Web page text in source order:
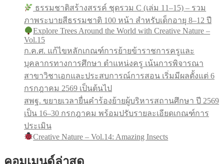
ธรรมชาติสร้างสรรค์ ชุดรวม C (เล่ม 11–15) – รวม
ภาพระบายสีธรรมชาติ 100 หน้า สำหรับเด็กอายุ 8–12 ปี
Explore Trees Around the World with Creative Nature –
Vol.15
ก.ค.ศ. แก้ไขหลักเกณฑ์การย้ายข้าราชการครูและ
บุคลากรทางการศึกษา ตำแหน่งครู เน้นการพิจารณา
สาขาวิชาเอกและประสบการณ์การสอน เริ่มมีผลตั้งแต่ 6
กรกฎาคม 2569 เป็นต้นไป
สพฐ. ขยายเวลายื่นคำร้องย้ายผู้บริหารสถานศึกษา ปี 2569
เป็น 16–30 กรกฎาคม พร้อมปรับรายละเอียดเกณฑ์การ
ประเมิน
Creative Nature – Vol.14: Amazing Insects
คอมเมนด์ล่าสุด